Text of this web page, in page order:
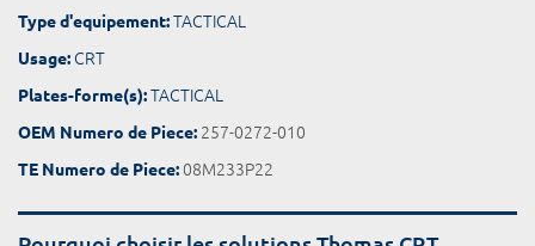
Type d'equipement:TACTICAL
Usage: CRT
Plates-forme(s):TACTICAL
OEM Numero de Piece: 257-0272-010
TE Numero de Piece:08M233P22